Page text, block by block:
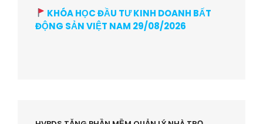
KHÓA HỌC ĐẦU TƯ KINH DOANH BẤT
ĐỘNG SẢN VIỆT NAM 29/08/2026